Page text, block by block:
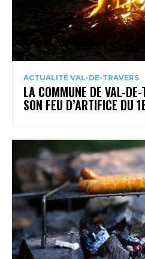
ACTUALITÉ VAL-DE-TRAVERS
LA COMMUNE DE VAL-
SON FEU D’ARTIFICE DU